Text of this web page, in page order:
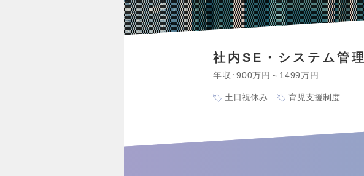
社内SE・システム管理
年収 900万円～1499万円
土日祝休み 育児支援制度